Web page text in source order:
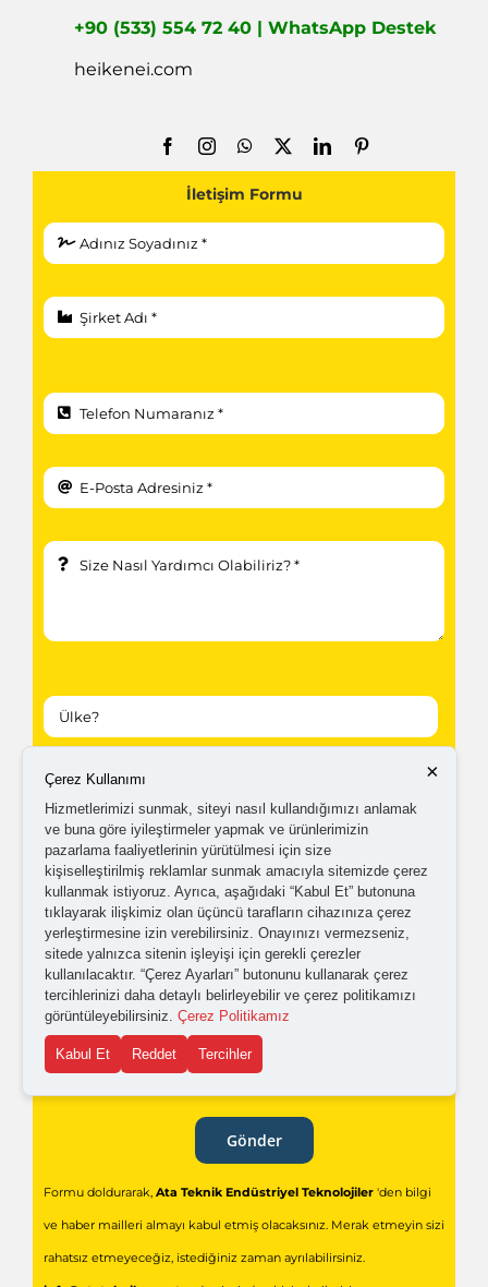
+90 (533) 554 72 40 | WhatsApp Destek
heikenei.com
İletişim Formu
Kampanyalardan ve güncellemelerden haberdar
olabilmem için tarafıma ticari elektronik ileti
gönderilmesini kabul ediyorum.
Kişisel verilerimin işlenmesine yönelikaydınlatma ve
açık rıza metni'ni okudum,onaylıyorum.
Gönder
Formu doldurarak, Ata Teknik Endüstriyel Teknolojiler'den bilgi
ve haber mailleri almayı kabul etmiş olacaksınız. Merak etmeyin sizi
rahatsız etmeyeceğiz, istediğiniz zaman ayrılabilirsiniz.
×
Çerez Kullanımı
Hizmetlerimizi sunmak, siteyi nasıl kullandığımızı anlamak
ve buna göre iyileştirmeler yapmak ve ürünlerimizin
pazarlama faaliyetlerinin yürütülmesi için size
kişiselleştirilmiş reklamlar sunmak amacıyla sitemizde çerez
kullanmak istiyoruz. Ayrıca, aşağıdaki “Kabul Et” butonuna
tıklayarak ilişkimiz olan üçüncü tarafların cihazınıza çerez
yerleştirmesine izin verebilirsiniz. Onayınızı vermezseniz,
sitede yalnızca sitenin işleyişi için gerekli çerezler
kullanılacaktır. “Çerez Ayarları” butonunu kullanarak çerez
tercihlerinizi daha detaylı belirleyebilir ve çerez politikamızı
görüntüleyebilirsiniz. Çerez Politikamız
Kabul Et Reddet Tercihler